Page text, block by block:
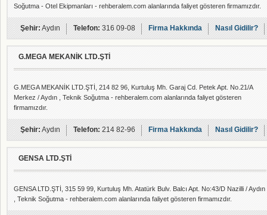
Soğutma - Otel Ekipmanları - rehberalem.com alanlarında faliyet gösteren firmamızdır.
Şehir:Aydın Telefon:316 09-08 Firma Hakkında Nasıl Gidilir?
G.MEGA MEKANİK LTD.ŞTİ
G.MEGA MEKANİK LTD.ŞTİ, 214 82 96, Kurtuluş Mh. Garaj Cd. Petek Apt. No.21/A
Merkez / Aydın , Teknik Soğutma - rehberalem.com alanlarında faliyet gösteren
firmamızdır.
Şehir:Aydın Telefon:214 82-96 Firma Hakkında Nasıl Gidilir?
GENSA LTD.ŞTİ
GENSA LTD.ŞTİ, 315 59 99, Kurtuluş Mh. Atatürk Bulv. Balcı Apt. No:43/D Nazilli / Aydın
, Teknik Soğutma - rehberalem.com alanlarında faliyet gösteren firmamızdır.